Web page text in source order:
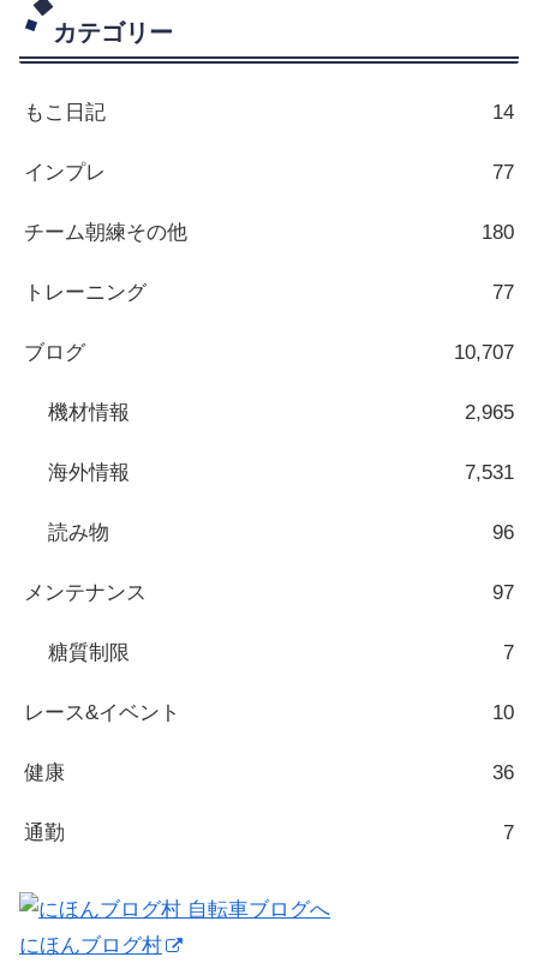
カテゴリー
もこ日記 14
インプレ 77
チーム朝練その他 180
トレーニング 77
ブログ 10,707
機材情報 2,965
海外情報 7,531
読み物 96
メンテナンス 97
糖質制限 7
レース&イベント 10
健康 36
通勤 7
にほんブログ村